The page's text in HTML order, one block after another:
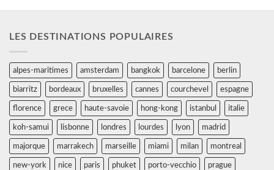
LES DESTINATIONS POPULAIRES
alpes-maritimes amsterdam bangkok barcelone berlin
biarritz bordeaux bruxelles cannes courchevel espagne
florence grece haute-savoie hong-kong istanbul italie
koh-samui lisbonne londres lourdes lyon madrid
majorque marrakech marseille miami milan montreal
new-york nice paris phuket porto-vecchio prague